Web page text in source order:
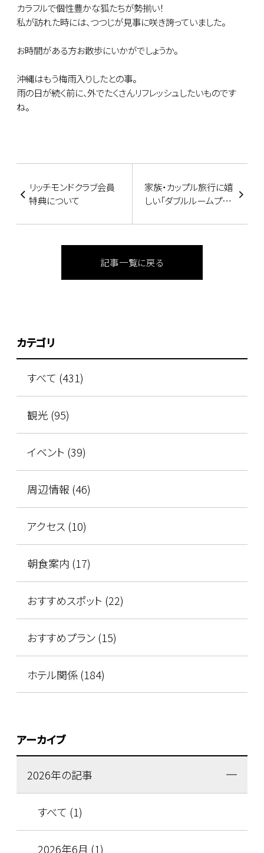
カラフルで個性豊かな狐たちが勢揃い！
私が訪れた時には、つつじが見事に咲き誇っていました。
お時間がある方お散歩にいかがでしょうか。
沖縄はもう梅雨入りしたとの事。
雨の日が続く前に、外でたくさんリフレッシュしたいものです
ね。
リッチモンドクラブ会員
特典について
家族・カップル旅行に嬉
しい「ダブルルームプラ
記事一覧に戻る
カテゴリ
すべて (431)
観光 (95)
イベント (39)
周辺情報 (46)
アクセス (10)
朝食案内 (17)
おすすめスポット (22)
おすすめプラン (15)
ホテル関係 (184)
アーカイブ
2026年の記事
すべて (1)
2026年6月 (1)